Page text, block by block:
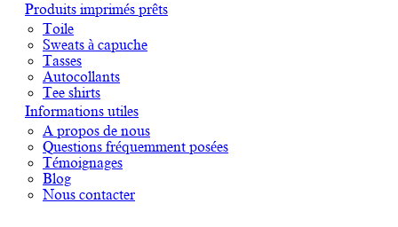
Produits imprimés prêts
Toile
Sweats à capuche
Tasses
Autocollants
Tee shirts
Informations utiles
A propos de nous
Questions fréquemment posées
Témoignages
Blog
Nous contacter